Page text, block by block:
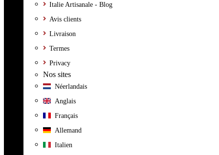
Italie Artisanale - Blog
Avis clients
Livraison
Termes
Privacy
Nos sites
Néerlandais
Anglais
Français
Allemand
Italien